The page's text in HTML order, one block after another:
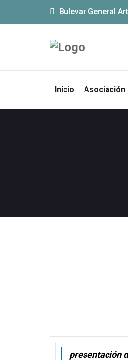
Bulevar General
Inicio Asociación
presentación